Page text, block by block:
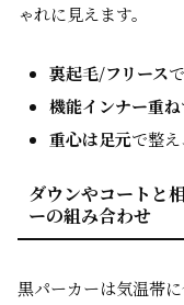
ゃれに見えます。
裏起毛/フリース
機能インナー重ね
重心は足元で整
ダウンやコートと
ーの組み合わせ
黒パーカーは気温帯